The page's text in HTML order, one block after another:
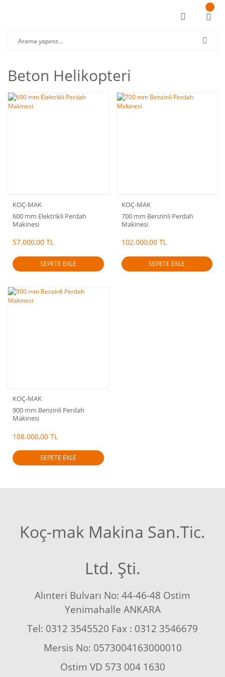
Beton Helikopteri
KOÇ-MAK
600 mm Elektrikli Perdah
Makinesi
57.000,00 TL
SEPETE EKLE
KOÇ-MAK
700 mm Benzinli Perdah
Makinesi
102.000,00 TL
SEPETE EKLE
KOÇ-MAK
900 mm Benzinli Perdah
Makinesi
108.000,00 TL
SEPETE EKLE
Koç-mak Makina San.Tic.
Ltd. Şti.
Alınteri Bulvarı No: 44-46-48 Ostim
Yenimahalle ANKARA
Tel: 0312 3545520 Fax : 0312 3546679
Mersis No: 0573004163000010
Ostim VD 573 004 1630